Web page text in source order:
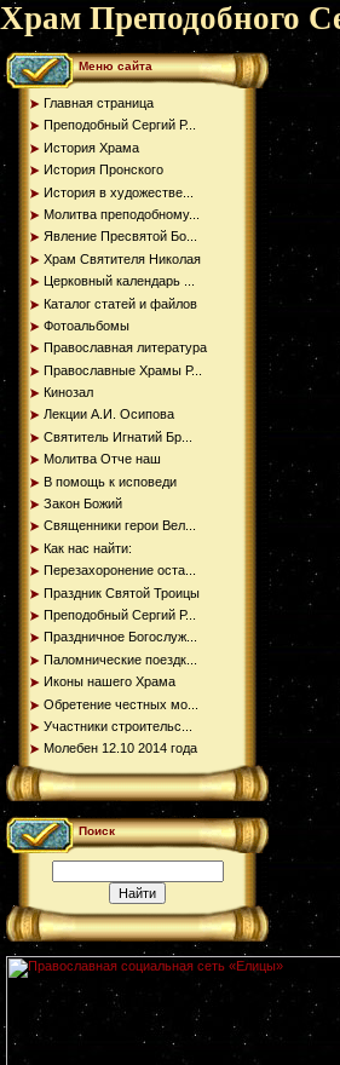
Храм Преподобного
Меню сайта
Главная страница
Преподобный Сергий Р...
История Храма
История Пронского
История в художестве...
Молитва преподобному...
Явление Пресвятой Бо...
Храм Святителя Николая
Церковный календарь ...
Каталог статей и файлов
Фотоальбомы
Православная литература
Православные Храмы Р...
Кинозал
Лекции А.И. Осипова
Святитель Игнатий Бр...
Молитва Отче наш
В помощь к исповеди
Закон Божий
Священники герои Вел...
Как нас найти:
Перезахоронение оста...
Праздник Святой Троицы
Преподобный Сергий Р...
Праздничное Богослуж...
Паломнические поездк...
Иконы нашего Храма
Обретение честных мо...
Участники строительс...
Молебен 12.10 2014 года
Поиск